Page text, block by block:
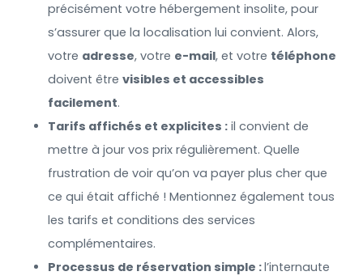
précisément votre hébergement insolite, pour
s’assurer que la localisation lui convient. Alors,
votre adresse, votre e-mail, et votre téléphone
doivent êtrevisibles et accessibles
facilement.
Tarifs affichés et explicites : il convient de
mettre à jour vos prix régulièrement. Quelle
frustration de voir qu’on va payer plus cher que
ce qui était affiché ! Mentionnez également tous
les tarifs et conditions des services
complémentaires.
Processus de réservation simple :l’internaute